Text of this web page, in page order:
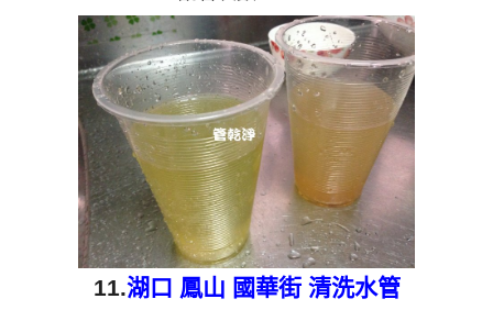
頭一直噴出黃水及鏽水，如下圖片， 但沒多久又堵
住，本公司改用特殊工法來洗管路，洗了約兩個多小
時，最後管路中的鏽水終於沒有了，熱水器出水也正
常了。 清洗水管,水管清洗, 洗水管, 熱水管堵塞, 熱水
忽冷忽熱 ...
11.湖口 鳳山 國華街 清洗水管